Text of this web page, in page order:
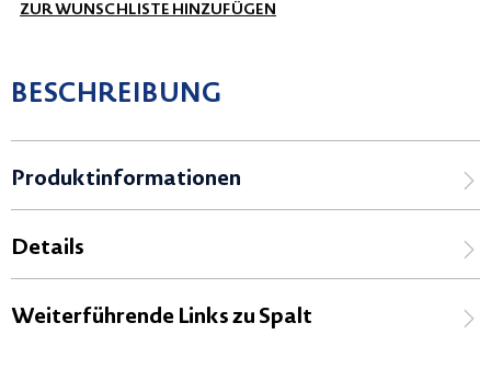
ZUR WUNSCHLISTE HINZUFÜGEN
BESCHREIBUNG
Produktinformationen
Details
Weiterführende Links zu Spalt